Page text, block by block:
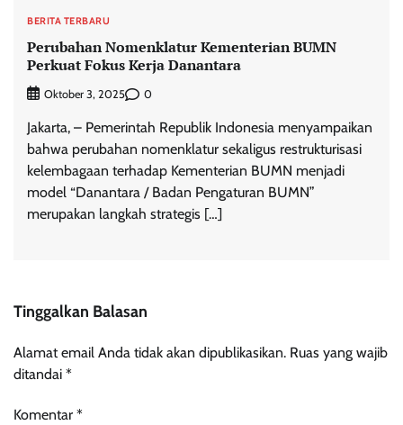
BERITA TERBARU
Perubahan Nomenklatur Kementerian BUMN
Perkuat Fokus Kerja Danantara
Oktober 3, 2025 0
Jakarta, – Pemerintah Republik Indonesia menyampaikan
bahwa perubahan nomenklatur sekaligus restrukturisasi
kelembagaan terhadap Kementerian BUMN menjadi
model “Danantara / Badan Pengaturan BUMN”
merupakan langkah strategis […]
Tinggalkan Balasan
Alamat email Anda tidak akan dipublikasikan. Ruas yang wajib
ditandai *
Komentar *